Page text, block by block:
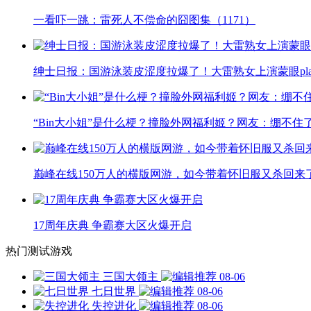
一看吓一跳：雷死人不偿命的囧图集（1171）
绅士日报：国游泳装皮涩度拉爆了！大雷熟女上演蒙眼
“Bin大小姐”是什么梗？撞脸外网福利姬？网友：绷不住
巅峰在线150万人的横版网游，如今带着怀旧服又杀回来
17周年庆典 争霸赛大区火爆开启
热门测试游戏
三国大领主
08-06
七日世界
08-06
失控进化
08-06